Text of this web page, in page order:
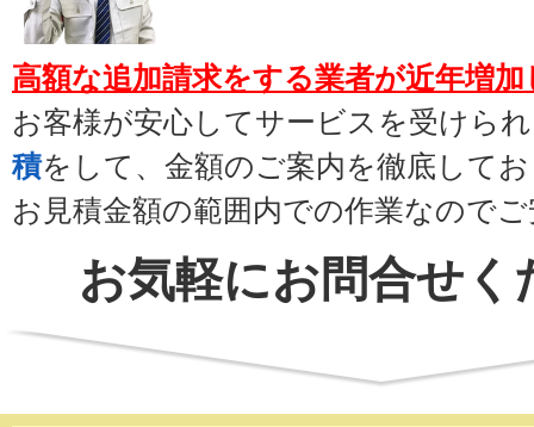
高額な追加請求をする業者が近年増
お客様が安心してサービスを受けら
積をして、金額のご案内を徹底して
お見積金額の範囲内での作業なので
お気軽にお問合せく